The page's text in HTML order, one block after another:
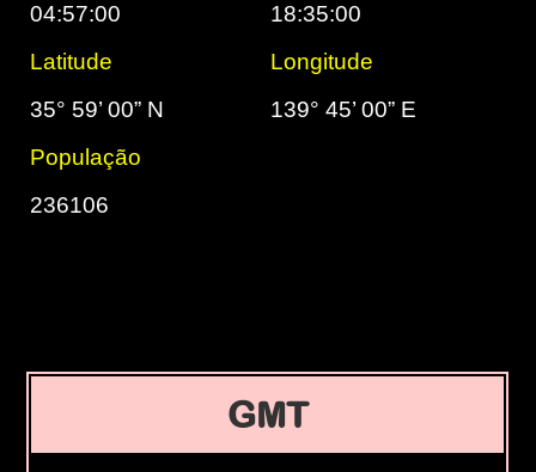
04:57:00
18:35:00
Latitude
Longitude
35° 59’ 00” N
139° 45’ 00” E
População
236106
GMT